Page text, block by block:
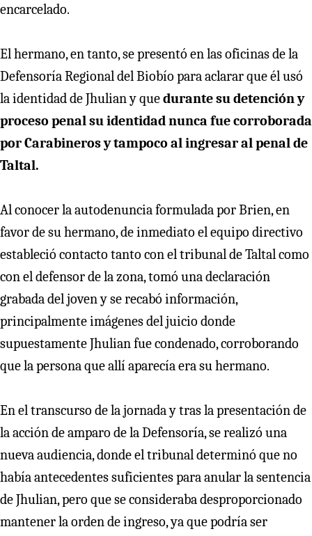
encarcelado.
El hermano, en tanto, se presentó en las oficinas de la
Defensoría Regional del Biobío para aclarar que él usó
la identidad de Jhulian y quedurante su detención y
proceso penal su identidad nunca fue corroborada
por Carabineros y tampoco al ingresar al penal de
Taltal.
Al conocer la autodenuncia formulada por Brien, en
favor de su hermano, de inmediato el equipo directivo
estableció contacto tanto con el tribunal de Taltal como
con el defensor de la zona, tomó una declaración
grabada del joven y se recabó información,
principalmente imágenes del juicio donde
supuestamente Jhulian fue condenado, corroborando
que la persona que allí aparecía era su hermano.
En el transcurso de la jornada y tras la presentación de
la acción de amparo de la Defensoría, se realizó una
nueva audiencia, donde el tribunal determinó que no
había antecedentes suficientes para anular la sentencia
de Jhulian, pero que se consideraba desproporcionado
mantener la orden de ingreso, ya que podría ser